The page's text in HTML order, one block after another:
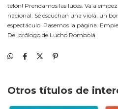
telón! Prendamos las luces. Va a
nacional. Se escuchan una viola, un
espectáculo. Pasemos la página.
Del prólogo de Lucho Rombolá
Otros títulos de